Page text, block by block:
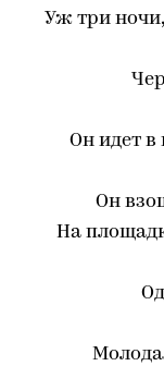
Уж три
Он идет в
Он
На